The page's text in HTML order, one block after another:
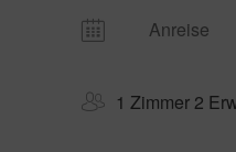
1 Zimmer 2